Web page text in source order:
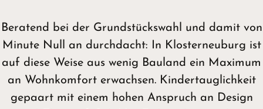
Beratend bei der Grundstückswahl und damit von
Minute Null an durchdacht: In Klosterneuburg ist
auf diese Weise aus wenig Bauland ein Maximum
an Wohnkomfort erwachsen. Kindertauglichkeit
gepaart mit einem hohen Anspruch an Design